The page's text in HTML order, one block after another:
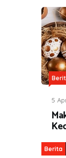
5
Berita